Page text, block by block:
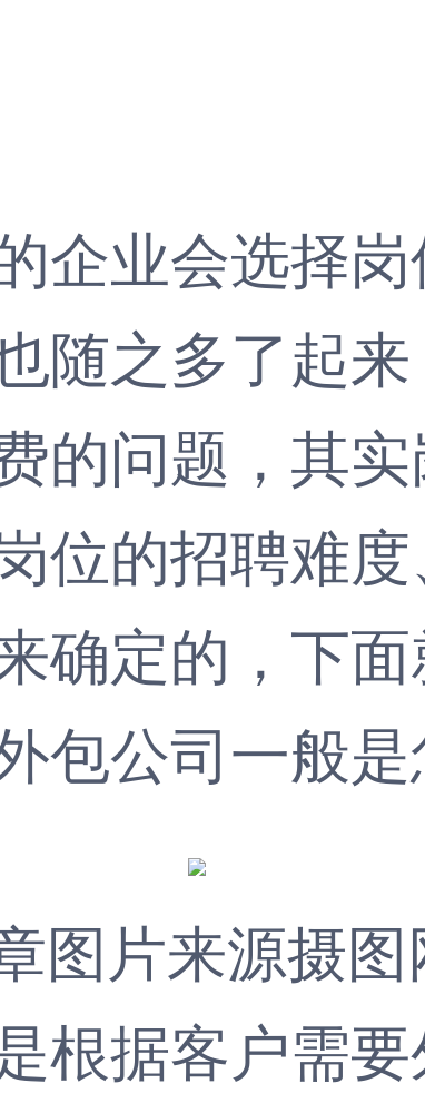
业会选择岗
随之多了起
的问题，其
位的招聘难
确定的，下
包公司一般
图片来源摄图
根据客户需